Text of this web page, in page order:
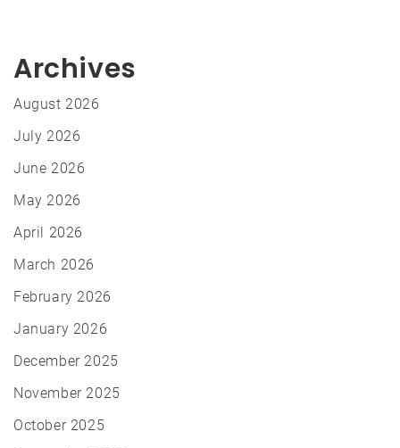
Archives
August 2026
July 2026
June 2026
May 2026
April 2026
March 2026
February 2026
January 2026
December 2025
November 2025
October 2025